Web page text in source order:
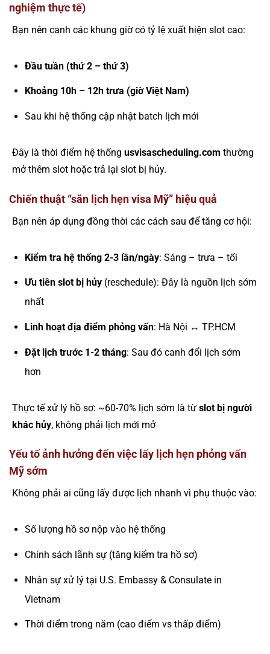
nghiệm thực tế)
Bạn nên canh các khung giờ có tỷ lệ xuất hiện slot cao:
Đầu tuần (thứ 2 – thứ 3)
Khoảng 10h – 12h trưa (giờ Việt Nam)
Sau khi hệ thống cập nhật batch lịch mới
Đây là thời điểm hệ thống usvisascheduling.com thường
mở thêm slot hoặc trả lại slot bị hủy.
Chiến thuật “săn lịch hẹn visa Mỹ” hiệu quả
Bạn nên áp dụng đồng thời các cách sau để tăng cơ hội:
Kiểm tra hệ thống 2-3 lần/ngày: Sáng – trưa – tối
Ưu tiên slot bị hủy(reschedule): Đây là nguồn lịch sớm
nhất
Linh hoạt địa điểm phỏng vấn: Hà Nội ↔ TP.HCM
Đặt lịch trước 1-2 tháng: Sau đó canh đổi lịch sớm
hơn
Thực tế xử lý hồ sơ: ~60-70% lịch sớm là từ slot bị người
khác hủy, không phải lịch mới mở
Yếu tố ảnh hưởng đến việc lấy lịch hẹn phỏng vấn
Mỹ sớm
Không phải ai cũng lấy được lịch nhanh vì phụ thuộc vào:
Số lượng hồ sơ nộp vào hệ thống
Chính sách lãnh sự (tăng kiểm tra hồ sơ)
Nhân sự xử lý tại U.S. Embassy & Consulate in
Vietnam
Thời điểm trong năm (cao điểm vs thấp điểm)